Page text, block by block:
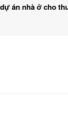
án nhà ở cho